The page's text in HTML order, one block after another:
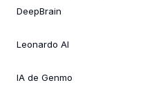
DeepBrain
Leonardo AI
IA de Genmo